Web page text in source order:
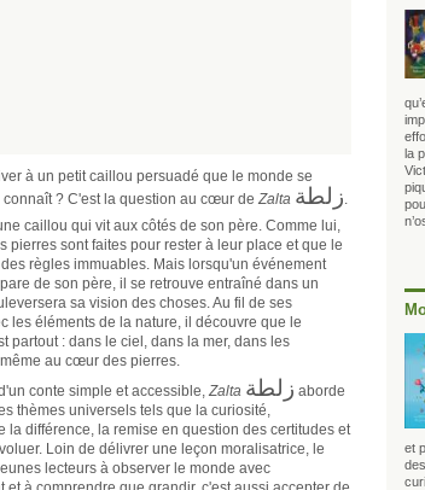
à un petit caillou persuadé que le monde se
connaît ? C'est la question au cœur de Zalta زلطة
caillou qui vit aux côtés de son père. Comme lui,
pierres sont faites pour rester à leur place et que le
règles immuables. Mais lorsqu'un événement
de son père, il se retrouve entraîné dans un
sa vision des choses. Au fil de ses
les éléments de la nature, il découvre que le
partout : dans le ciel, dans la mer, dans les
au cœur des pierres.
conte simple et accessible, Zalta زلطة aborde
thèmes universels tels que la curiosité,
la différence, la remise en question des certitudes et
Loin de délivrer une leçon moralisatrice, le
lecteurs à observer le monde avec
la
et